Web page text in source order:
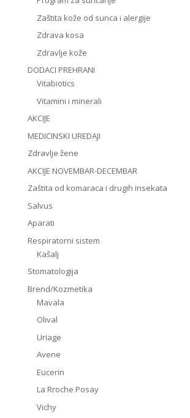
Zaštita kože od sunca i alergije
Zdrava kosa
Zdravlje kože
DODACI PREHRANI
Vitabiotics
Vitamini i minerali
AKCIJE
MEDICINSKI UREDAJI
Zdravlje žene
AKCIJE NOVEMBAR-DECEMBAR
Zaštita od komaraca i drugih insekata
Salvus
Aparati
Respiratorni sistem
Kašalj
Stomatologija
Brend/Kozmetika
Mavala
Olival
Uriage
Avene
Eucerin
La Rroche Posay
Vichy